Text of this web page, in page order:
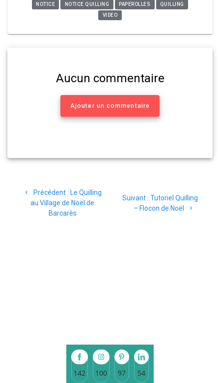
NOTICE
NOTICE QUILLING PAPEROLLES
QUILLING
VIDEO
Aucun commentaire
Ajouter un commentaire
Précédent : Article
précédent
:
Le Quilling
au Village de Noël de
Barcarès
Suivant : Article
suivant
Tutoriel Quilling
– Flocon de Noël
142 100 97 54